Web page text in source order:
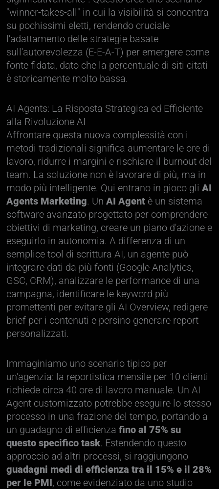
"winner-takes-all" in cui la visibilità si concentra
su pochissimi eletti, rendendo cruciale
l'adattamento delle strategie basate
sull'autorevolezza (E-E-A-T) per emergere come
fonte fidata, dato che la percentuale di siti citati
è storicamente molto bassa.
AI Agents: La Risposta Strategica ed Efficiente
alla Rivoluzione AI
Affrontare questa nuova complessità con i
metodi tradizionali significa aumentare le ore di
lavoro, ridurre i margini e rischiare il burnout del
team. La soluzione non è lavorare di più, ma in
modo più intelligente. Qui entrano in gioco gliAI
Agents Marketing. UnAI Agent è un sistema
software avanzato progettato per comprendere
obiettivi di marketing, creare un piano d'azione e
eseguirlo in autonomia. A differenza di un
semplice tool di scrittura AI, un agente può
integrare dati da più fonti (Google Analytics,
GSC, CRM), analizzare le performance di una
campagna, identificare le keyword più
promettenti per evitare gli AI Overview, redigere
brief per i contenuti e persino generare report
personalizzati.
Immaginiamo uno scenario tipico per
un'agenzia: la reportistica mensile per 10 clienti
richiede circa 40 ore di lavoro manuale. Un AI
Agent customizzato potrebbe eseguire lo stesso
processo in una frazione del tempo, portando a
un guadagno di efficienzafino al 75% su
questo specifico task. Estendendo questo
approccio ad altri processi, si raggiungono
guadagni medi di efficienza tra il 15% e il 28%
per le PMI, come evidenziato da uno studio